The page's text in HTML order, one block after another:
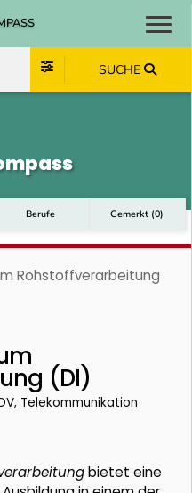
SUCHE
Berufe Gemerkt (0)
Rohstoffverarbeitung
(DI)
Telekommunikation
bietet eine